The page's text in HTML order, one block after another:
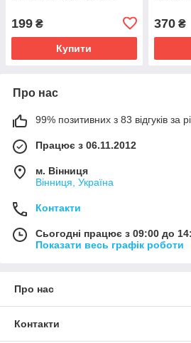
199 ₴
Купити
370₴
Про нас
99% позитивних з 83 відгуків за
Працює з 06.11.2012
м. Вінниця
Вінниця, Україна
Контакти
Сьогодні працює з 09:00 до
Показати весь графік роботи
Про нас
Контакти